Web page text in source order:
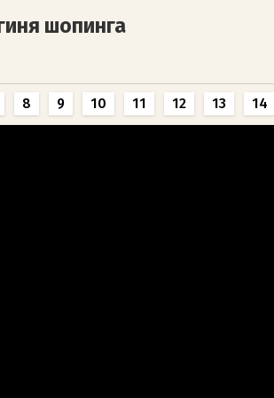
шопинга
8 9 10 11 12 13 14